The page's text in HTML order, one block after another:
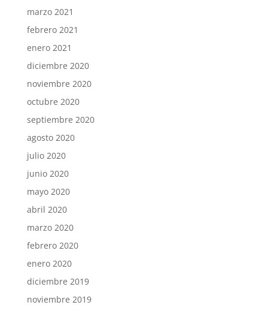
marzo 2021
febrero 2021
enero 2021
diciembre 2020
noviembre 2020
octubre 2020
septiembre 2020
agosto 2020
julio 2020
junio 2020
mayo 2020
abril 2020
marzo 2020
febrero 2020
enero 2020
diciembre 2019
noviembre 2019